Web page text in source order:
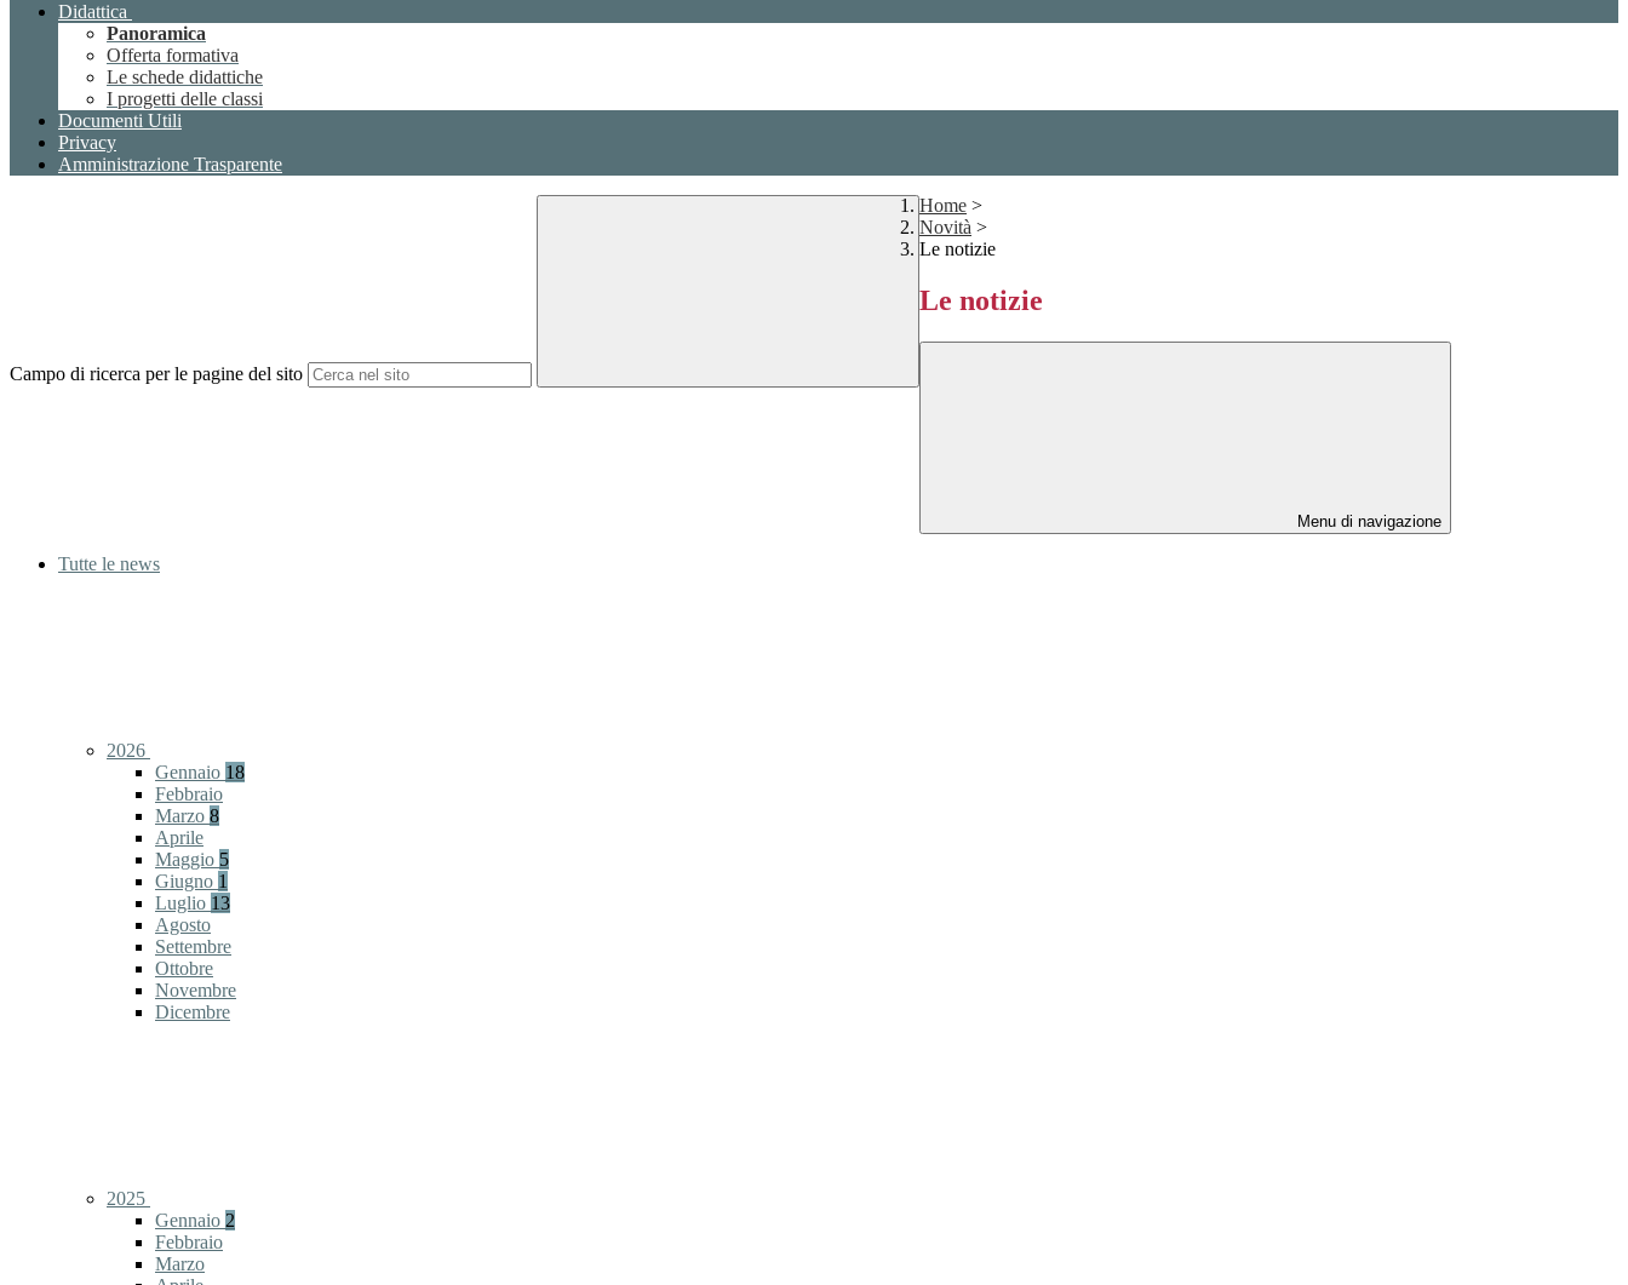
Didattica
Panoramica
Offerta formativa
Le schede didattiche
I progetti delle classi
Documenti Utili
Privacy
Amministrazione Trasparente
Campo di ricerca per le pagine del sito
Home >
Novità >
Le notizie
Le notizie
Menu di navigazione
Tutte le news
2026
Gennaio 18
Febbraio
Marzo 8
Aprile
Maggio 5
Giugno 1
Luglio 13
Agosto
Settembre
Ottobre
Novembre
Dicembre
2025
Gennaio 2
Febbraio
Marzo